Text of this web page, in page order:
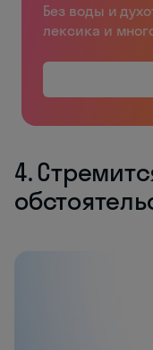
Без воды и
лексика и
4.